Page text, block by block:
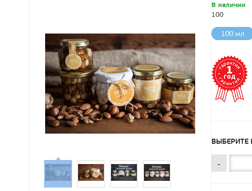
В наличии
100
100 мл
ВЫБЕРИТЕ
-